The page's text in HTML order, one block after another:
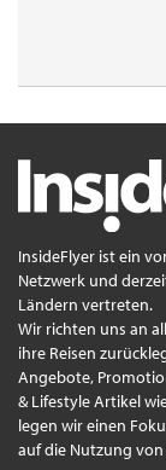
InsideFlyer ist ein
Netzwerk und
Ländern vertreten.
Wir richten uns an
ihre Reisen
Angebote,
& Lifestyle Artikel
legen wir einen
auf die Nutzung